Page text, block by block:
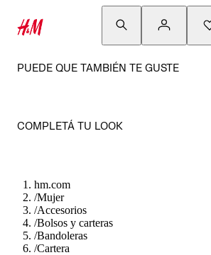
PUEDE QUE TAMBIÉN TE GUSTE
COMPLETÁ TU LOOK
hm.com
/Mujer
/Accesorios
/Bolsos y carteras
/Bandoleras
/Cartera